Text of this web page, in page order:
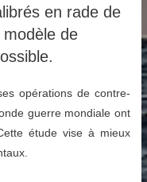
en rade de
de
opérations de contre-
guerre mondiale ont
étude vise à mieux